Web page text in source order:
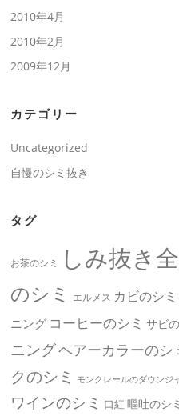
2010年4月
2010年2月
2009年12月
カテゴリー
Uncategorized
自慢のシミ抜き
タグ
お茶のシミ しみ抜き
のシミ
エルメス カビのシミ
ニング コーヒーのシミ サビ
ニングヘアーカラーのシ
クのシミ
モンクレールのダウンジ
ワインのシミ 口紅 嘔吐のシミ